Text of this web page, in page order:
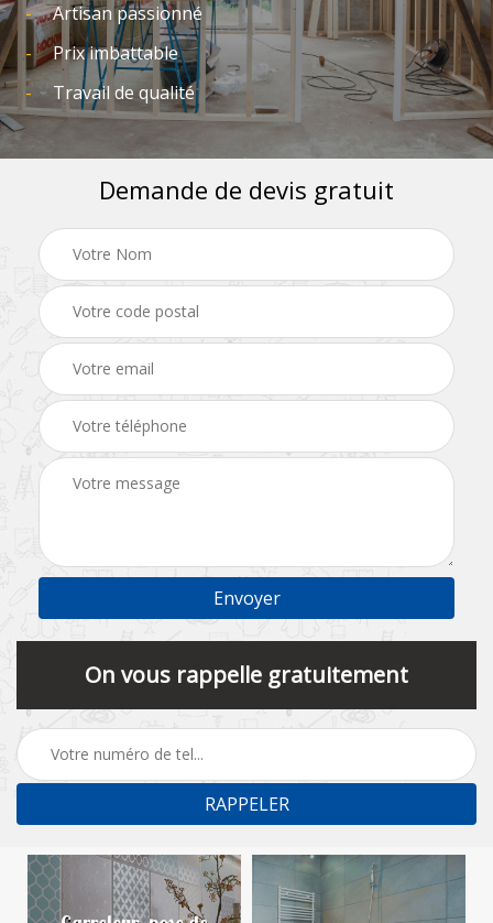
Artisan passionné
Prix imbattable
Travail de qualité
Demande de devis gratuit
On vous rappelle gratuitement